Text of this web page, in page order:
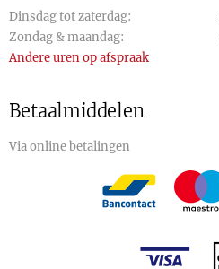
Dinsdag tot zaterdag:
Zondag & maandag:
Andere uren op afspraak
Betaalmiddelen
Via online betalingen